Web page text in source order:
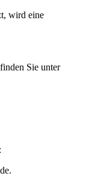
wird eine
Sie unter